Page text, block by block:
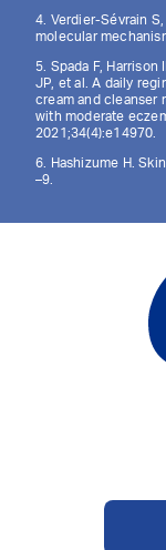
4. Verdier-Sévrain
molecular
5. Spada F, Harrison
JP, et al. A daily
cream and cleanser
with moderate
2021;34(4):e14970.
6. Hashizume H.
–9.